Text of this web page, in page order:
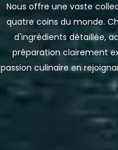
Nous offre une vaste
quatre coins du monde.
d'ingrédients détaillée,
préparation clairement
passion culinaire en